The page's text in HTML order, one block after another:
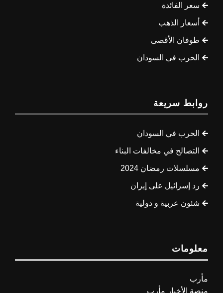
سعر الفائدة
أسعار الذهب
طوفان الأقصى
الحرب في السودان
روابط سريعة
الحرب في السودان
التصالح في مخالفات البناء
مسلسلات رمضان 2024
رد إسرائيل على إيران
شئون عربية و دولية
معلومات
مأرب
منصة الأخبار مأرب